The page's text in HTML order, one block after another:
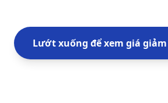
Lướt xuống để xem giá